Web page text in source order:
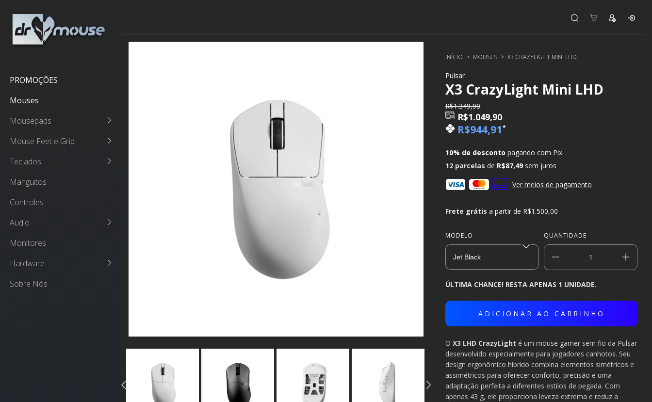
PROMOÇÕES
Mouses
Mousepads
Mouse Feet e Grip
Teclados
Manguitos
Controles
Audio
Monitores
Hardware
Sobre Nós
INÍCIO > MOUSES > X3 CRAZYLIGHT MINI LHD
Pulsar
X3 CrazyLight Mini LHD
R$1.349,90
R$1.049,90
R$944,91*
10% de desconto pagando com Pix
12 parcelasde R$87,49 sem juros
Ver meios de pagamento
Frete grátis a partir de R$1.500,00
MODELO QUANTIDADE
ÚLTIMA CHANCE! RESTA APENAS 1 UNIDADE.
OX3 LHD CrazyLight é um mouse gamer sem fio da Pulsar
desenvolvido especialmente para jogadores canhotos. Seu
design ergonômico híbrido combina elementos simétricos e
assimétricos para oferecer conforto, precisão e uma
adaptação perfeita a diferentes estilos de pegada. Com
apenas 43 g, ele proporciona leveza extrema e reduz a